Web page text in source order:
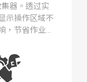
器。透过实
示操作区域不
，节省作业画